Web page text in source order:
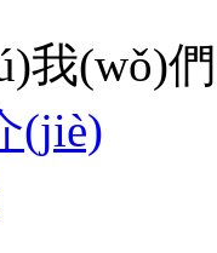
我(wǒ)們
(jiè)